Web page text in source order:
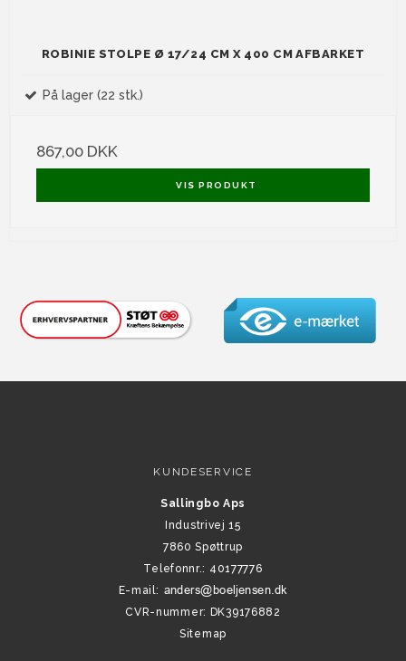
ROBINIE STOLPE Ø 17/24 CM X 400 CM AFBARKET
På lager (22 stk.)
867,00 DKK
VIS PRODUKT
KUNDESERVICE
Sallingbo Aps
Industrivej 15
7860 Spøttrup
Telefonnr.: 40177776
E-mail:
CVR-nummer: DK39176882
Sitemap